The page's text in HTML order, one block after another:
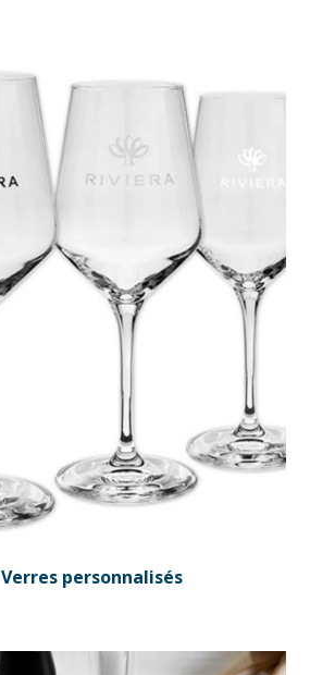
Verres personnalisés